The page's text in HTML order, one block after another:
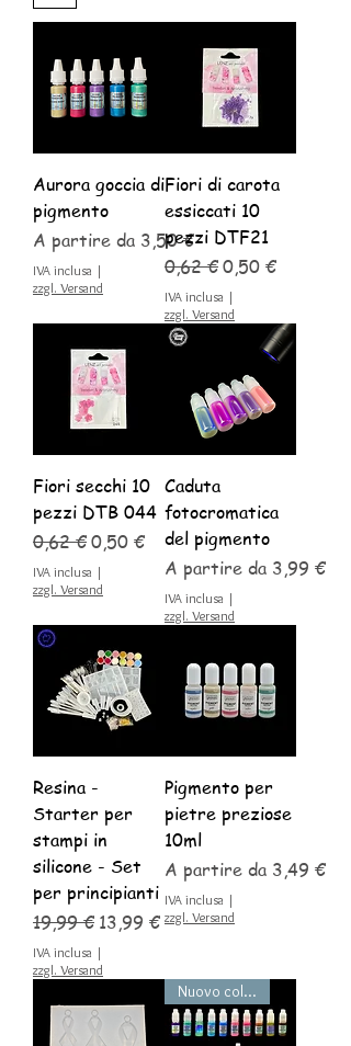
Aurora goccia di
pigmento
A partire da 3,50 €
Prezzo scontato
IVA inclusa |
zzgl. Versand
Fiori di carota
essiccati 10
pezzi DTF21
Prezzo regolare
0,62 €Prezzo scontato
0,50 €
IVA inclusa |
zzgl. Versand
Fiori secchi 10
pezzi DTB 044
Prezzo regolare
0,62 €Prezzo scontato
0,50 €
IVA inclusa |
zzgl. Versand
Caduta
fotocromatica
del pigmento
A partire da 3,99 €
Prezzo scontato
IVA inclusa |
zzgl. Versand
Resina -
Starter per
stampi in
silicone - Set
per principianti
Prezzo regolare
19,99 € Prezzo scontato
13,99 €
IVA inclusa |
zzgl. Versand
Pigmento per
pietre preziose
10ml
A partire da 3,49 €
Prezzo scontato
IVA inclusa |
zzgl. Versand
Nuovo colore disponibile